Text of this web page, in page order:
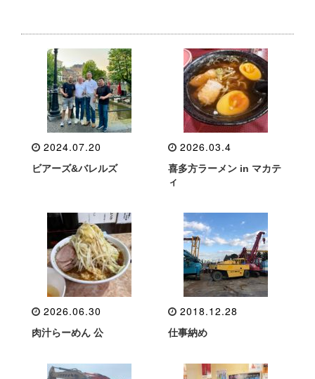
2024.07.20
ビアーズ&バレルズ
2026.03.4
喜多方ラーメン in マカテ
ィ
2026.06.30
肉汁らーめん 公
2018.12.28
仕事納め